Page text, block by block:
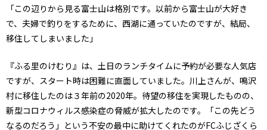
「この辺りから見る富士山は格別です。以前から富士山が大好き
で、夫婦で釣りをするために、西湖に通っていたのですが、結局、
移住してしまいました」
『ふる里のけむり』は、土日のランチタイムに予約が必要な人気店
ですが、スタート時は困難に直面していました。川上さんが、鳴沢
村に移住したのは３年前の2020年。待望の移住を実現したものの、
新型コロナウィルス感染症の脅威が拡大したのです。「この先どう
なるのだろう」という不安の最中に助けてくれたのがFCふじざくら